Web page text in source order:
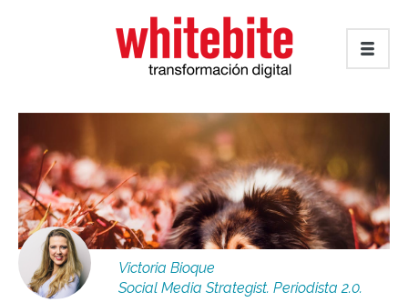
Victoria Bioque
Social Media Strategist. Periodista 2.0.